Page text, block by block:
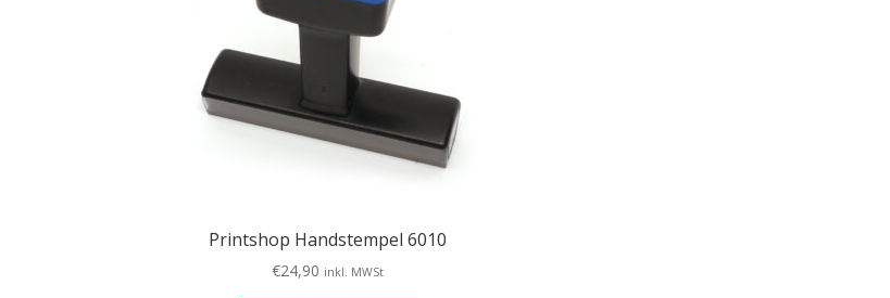
Printshop Handstempel 6010
€24,90 inkl. MWSt